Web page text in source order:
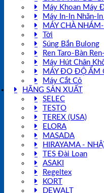
Máy Khoan Máy
Máy In-In Nhãn-In
MÁY CHÀ
Tời
Súng Bắn Bulong
Ren Taro-Bàn
Máy Hút Chân
MÁY ĐO ĐỘ ẨM
Máy Cắt Cỏ
HÃNG SẢN XUẤT
SELEC
TESTO
TEREX (USA)
ELORA
MASADA
HIRAYAMA -
TES Đài Loan
ASAKI
Regeltex
KORT
DEWALT